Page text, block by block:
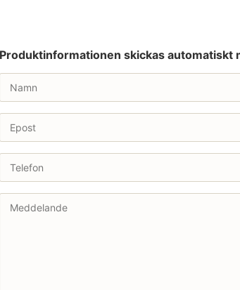
Produktinformationen skickas automatiskt